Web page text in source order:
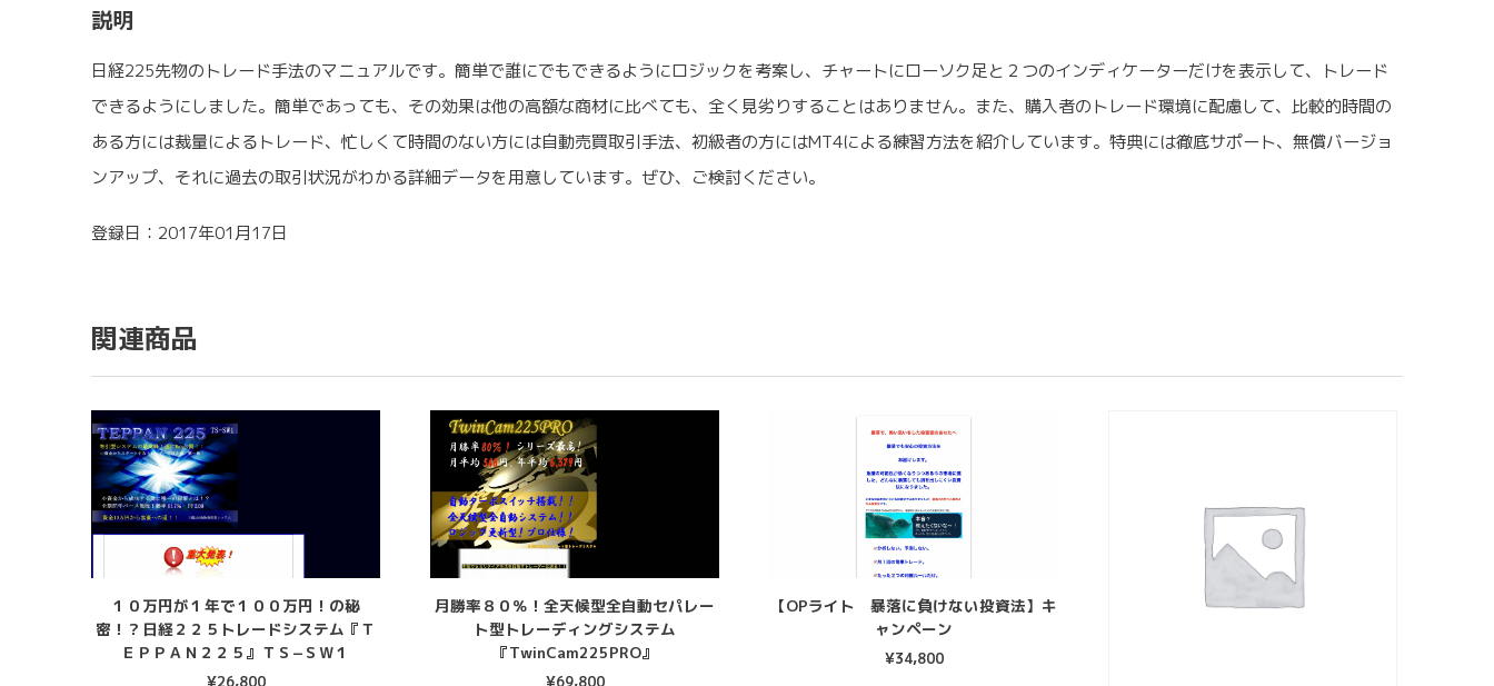
説明
日経225先物のトレード手法のマニュアルです。簡単で誰にでもできるようにロジックを考案し、チャートにローソク足と２つのインディケーターだけを表示して、トレード
できるようにしました。簡単であっても、その効果は他の高額な商材に比べても、全く見劣りすることはありません。また、購入者のトレード環境に配慮して、比較的時間の
ある方には裁量によるトレード、忙しくて時間のない方には自動売買取引手法、初級者の方にはMT4による練習方法を紹介しています。特典には徹底サポート、無償バージョ
ンアップ、それに過去の取引状況がわかる詳細データを用意しています。ぜひ、ご検討ください。
登録日：2017年01月17日
関連商品
１０万円が１年で１００万円！の秘
密！？日経２２５トレードシステム『Ｔ
ＥＰＰＡＮ２２５』ＴＳ−ＳＷ１
¥26,800
月勝率８０％！全天候型全自動セパレー
ト型トレーディングシステム
『TwinCam225PRO』
¥69,800
【OPライト 暴落に負けない投資法】キ
ャンペーン
¥34,800